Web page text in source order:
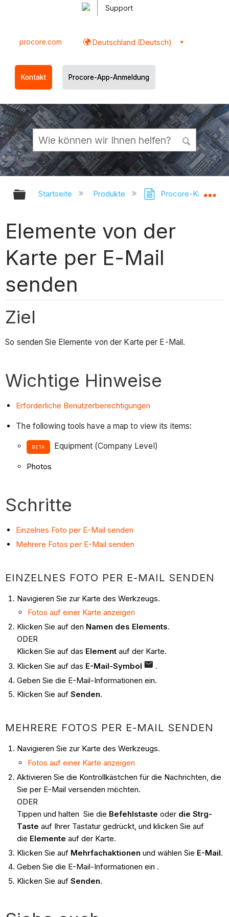
Support
procore.com Deutschland (Deutsch)
Kontakt Procore-App-Anmeldung
Globale Hierarchie auf- und
Startseite Produkte Procore-Karten
Elemente von der
Karte per E-Mail
senden
Ziel
So senden Sie Elemente von der Karte per E-Mail.
Wichtige Hinweise
Erforderliche Benutzerberechtigungen
The following tools have a map to view its items:
BETA Equipment (Company Level)
Photos
Schritte
Einzelnes Foto per E-Mail senden
Mehrere Fotos per E-Mail senden
EINZELNES FOTO PER E-MAIL SENDEN
Navigieren Sie zur Karte des Werkzeugs.
Fotos auf einer Karte anzeigen
Klicken Sie auf den Namen des Elements.
ODER
Klicken Sie auf das Elementauf der Karte.
Klicken Sie auf das E-Mail-Symbol
.
Geben Sie die E-Mail-Informationen ein.
Klicken Sie auf Senden.
MEHRERE FOTOS PER E-MAIL SENDEN
Navigieren Sie zur Karte des Werkzeugs.
Fotos auf einer Karte anzeigen
Aktivieren Sie die Kontrollkästchen für die Nachrichten, die
Sie per E-Mail versenden möchten.
ODER
Tippen und halten Sie die Befehlstaste oder die Strg-
Taste auf Ihrer Tastatur gedrückt, und klicken Sie auf
die Elemente auf der Karte.
Klicken Sie auf Mehrfachaktionen und wählen Sie E-Mail.
Geben Sie die E-Mail-Informationen ein .
Klicken Sie auf Senden.